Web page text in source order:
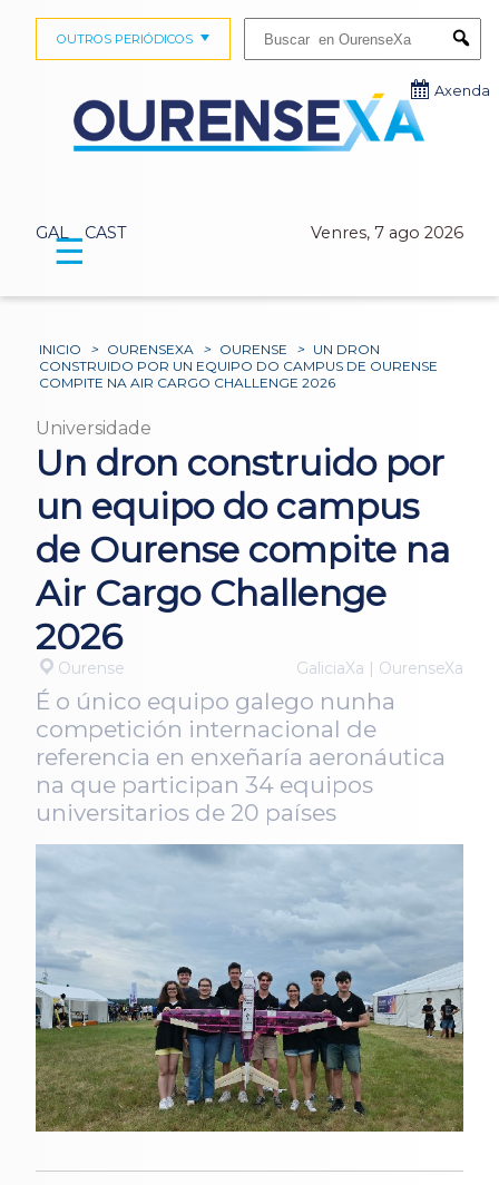
GAL CAST Venres, 7 ago 2026
OUTROS PERIÓDICOS
Axenda
☰
INICIO > OURENSEXA > OURENSE > UN DRON
CONSTRUIDO POR UN EQUIPO DO CAMPUS DE OURENSE
COMPITE NA AIR CARGO CHALLENGE 2026
Universidade
Un dron construido por
un equipo do campus
de Ourense compite na
Air Cargo Challenge
2026
Ourense GaliciaXa | OurenseXa
É o único equipo galego nunha
competición internacional de
referencia en enxeñaría aeronáutica
na que participan 34 equipos
universitarios de 20 países